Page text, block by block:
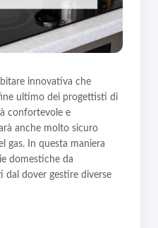
innovativa che
ultimo dei progettisti di
confortevole e
anche molto sicuro
gas. In questa maniera
domestiche da
dal dover gestire diverse